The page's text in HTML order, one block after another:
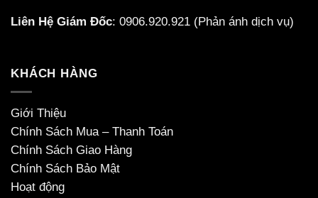
Liên Hệ Giám Đốc: 0906.920.921 (Phản ánh dịch vụ)
KHÁCH HÀNG
Giới Thiệu
Chính Sách Mua – Thanh Toán
Chính Sách Giao Hàng
Chính Sách Bảo Mật
Hoạt động